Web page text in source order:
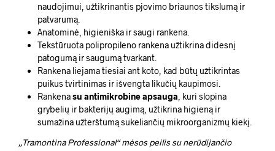
naudojimui, užtikrinantis pjovimo briaunos tikslumą ir
patvarumą.
Anatominė, higieniška ir saugi rankena.
Tekstūruota polipropileno rankena užtikrina didesnį
patogumą ir saugumą tvarkant.
Rankena liejama tiesiai ant koto, kad būtų užtikrintas
puikus tvirtinimas ir išvengta likučių kaupimosi.
Rankenasu antimikrobine apsauga, kuri slopina
grybelių ir bakterijų augimą, užtikrina higieną ir
sumažina užterštumą sukeliančių mikroorganizmų kiekį.
„Tramontina Professional“ mėsos peilis su nerūdijančio